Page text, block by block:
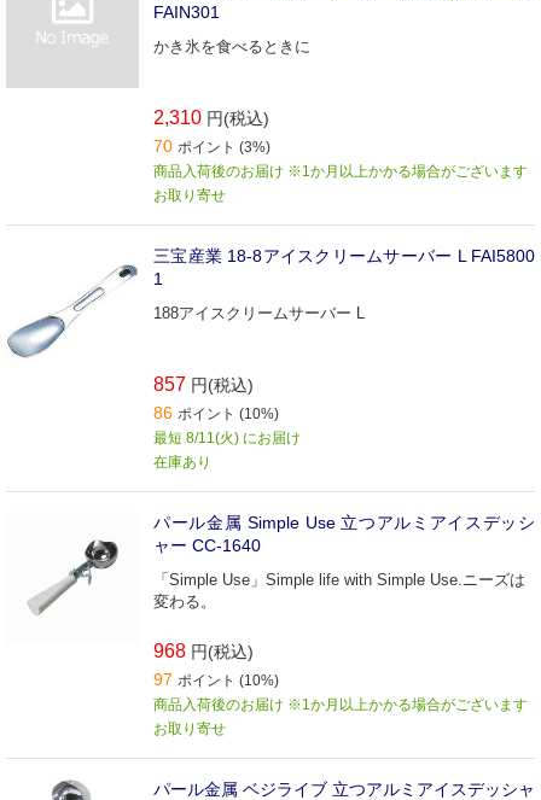
FAIN301
かき氷を食べるときに
2,310 円(税込)
70 ポイント (3%)
商品入荷後のお届け ※1か月以上かかる場合がございます
お取り寄せ
三宝産業 18-8アイスクリームサーバー L FAI5800
1
188アイスクリームサーバー L
857 円(税込)
86 ポイント (10%)
最短 8/11(火) にお届け
在庫あり
パール金属 Simple Use 立つアルミアイスデッシ
ャー CC-1640
「Simple Use」Simple life with Simple Use.ニーズは
変わる。
968 円(税込)
97 ポイント (10%)
商品入荷後のお届け ※1か月以上かかる場合がございます
お取り寄せ
パール金属 ベジライブ 立つアルミアイスデッシャ